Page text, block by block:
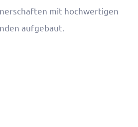
mit hochwertigen
aufgebaut.